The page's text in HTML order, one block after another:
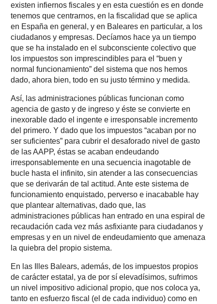
existen infiernos fiscales y en esta cuestión es en donde
tenemos que centrarnos, en la fiscalidad que se aplica
en España en general, y en Baleares en particular, a los
ciudadanos y empresas. Decíamos hace ya un tiempo
que se ha instalado en el subconsciente colectivo que
los impuestos son imprescindibles para el “buen y
normal funcionamiento” del sistema que nos hemos
dado, ahora bien, todo en su justo término y medida.
Así, las administraciones públicas funcionan como
agencia de gasto y de ingreso y éste se convierte en
inexorable dado el ingente e irresponsable incremento
del primero. Y dado que los impuestos “acaban por no
ser suficientes” para cubrir el desaforado nivel de gasto
de las AAPP, éstas se acaban endeudando
irresponsablemente en una secuencia inagotable de
bucle hasta el infinito, sin atender a las consecuencias
que se derivarán de tal actitud. Ante este sistema de
funcionamiento enquistado, perverso e inacabable hay
que plantear alternativas, dado que, las
administraciones públicas han entrado en una espiral de
recaudación cada vez más asfixiante para ciudadanos y
empresas y en un nivel de endeudamiento que amenaza
la quiebra del propio sistema.
En las Illes Balears, además, de los impuestos propios
de carácter estatal, ya de por sí elevadísimos, sufrimos
un nivel impositivo adicional propio, que nos coloca ya,
tanto en esfuerzo fiscal (el de cada individuo) como en